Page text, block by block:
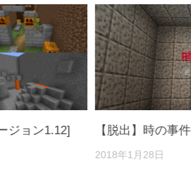
【脱出】時の事
2018年1月28日
ジョン1.12]